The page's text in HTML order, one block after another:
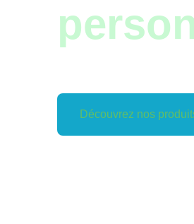
Découvrez nos